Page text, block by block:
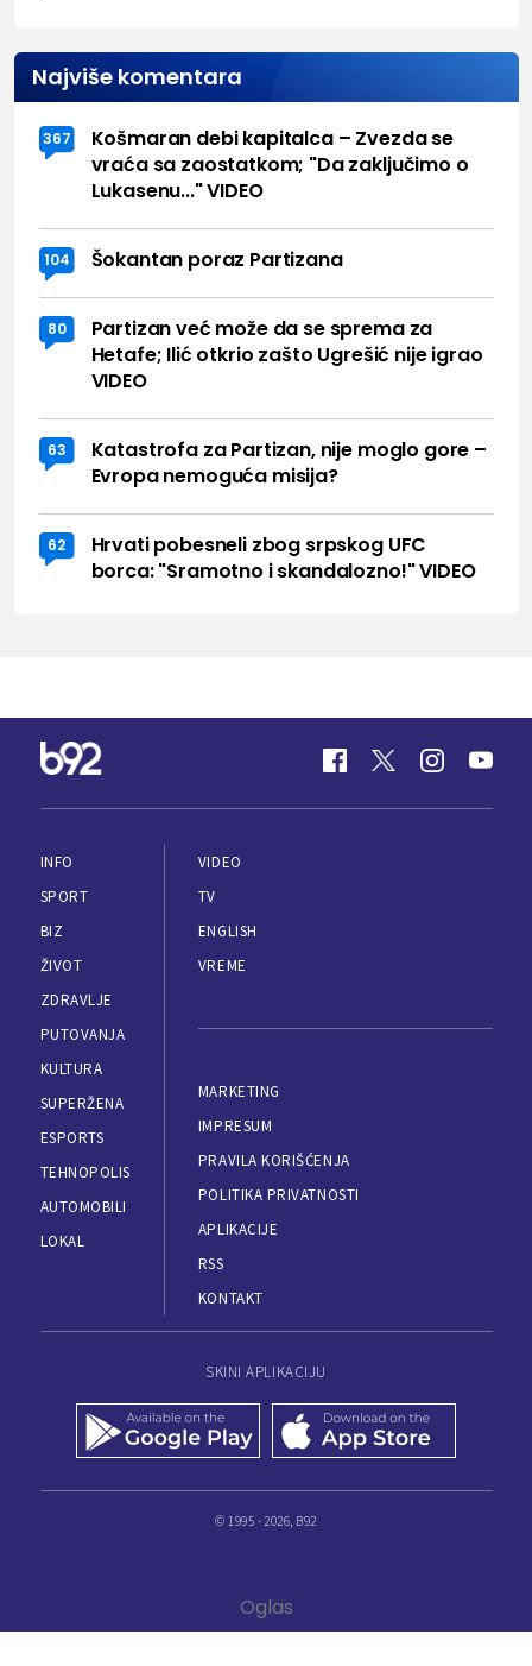
Najviše komentara
367
Košmaran debi kapitalca – Zvezda se
vraća sa zaostatkom; "Da zaključimo o
Lukasenu..." VIDEO
104 Šokantan poraz Partizana
80
Partizan već može da se sprema za
Hetafe; Ilić otkrio zašto Ugrešić nije igrao
VIDEO
63
Katastrofa za Partizan, nije moglo gore –
Evropa nemoguća misija?
62
Hrvati pobesneli zbog srpskog UFC
borca: "Sramotno i skandalozno!" VIDEO
INFO
SPORT
BIZ
ŽIVOT
ZDRAVLJE
PUTOVANJA
KULTURA
SUPERŽENA
ESPORTS
TEHNOPOLIS
AUTOMOBILI
LOKAL
VIDEO
TV
ENGLISH
VREME
MARKETING
IMPRESUM
PRAVILA KORIŠĆENJA
POLITIKA PRIVATNOSTI
APLIKACIJE
RSS
KONTAKT
SKINI APLIKACIJU
© 1995 - 2026, B92